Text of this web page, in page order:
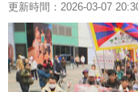
更新時間：2026-03-07